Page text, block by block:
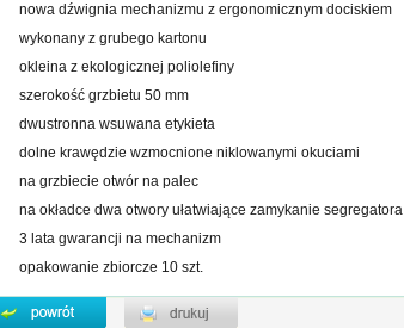
nowa dźwignia mechanizmu z ergonomicznym dociskiem
wykonany z grubego kartonu
okleina z ekologicznej poliolefiny
szerokość grzbietu 50 mm
dwustronna wsuwana etykieta
dolne krawędzie wzmocnione niklowanymi okuciami
na grzbiecie otwór na palec
na okładce dwa otwory ułatwiające zamykanie segregatora
3 lata gwarancji na mechanizm
opakowanie zbiorcze 10 szt.